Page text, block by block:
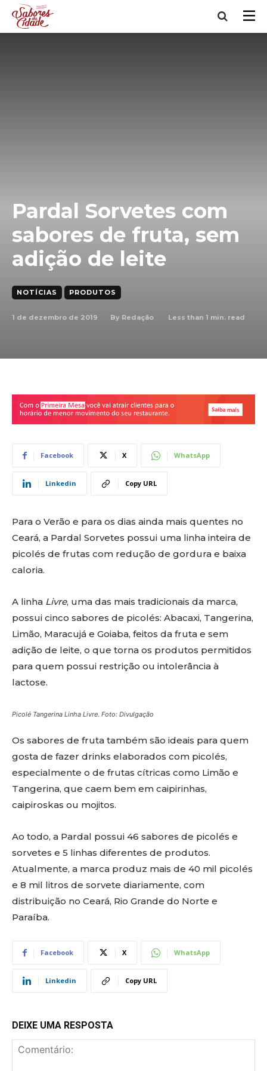
Pardal Sorvetes com
sabores de fruta, sem
adição de leite
NOTÍCIAS PRODUTOS
1 de dezembro de 2019 By Redação Less than 1 min. read
Facebook X WhatsApp
Linkedin Copy URL
Para o Verão e para os dias ainda mais quentes no
Ceará, a Pardal Sorvetes possui uma linha inteira de
picolés de frutas com redução de gordura e baixa
caloria.
A linha Livre, uma das mais tradicionais da marca,
possui cinco sabores de picolés: Abacaxi, Tangerina,
Limão, Maracujá e Goiaba, feitos da fruta e sem
adição de leite, o que torna os produtos permitidos
para quem possui restrição ou intolerância à
lactose.
Picolé Tangerina Linha Livre. Foto: Divulgação
Os sabores de fruta também são ideais para quem
gosta de fazer drinks elaborados com picolés,
especialmente o de frutas cítricas como Limão e
Tangerina, que caem bem em caipirinhas,
caipiroskas ou mojitos.
Ao todo, a Pardal possui 46 sabores de picolés e
sorvetes e 5 linhas diferentes de produtos.
Atualmente, a marca produz mais de 40 mil picolés
e 8 mil litros de sorvete diariamente, com
distribuição no Ceará, Rio Grande do Norte e
Paraíba.
Facebook X WhatsApp
Linkedin Copy URL
DEIXE UMA RESPOSTA